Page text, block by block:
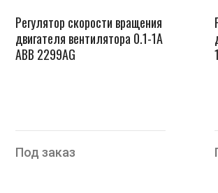
Регулятор скорости вращения
двигателя вентилятора 0.1-1А
ABB 2299AG
Под заказ